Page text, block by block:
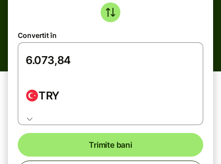
Convertit în
TRY
Trimite bani